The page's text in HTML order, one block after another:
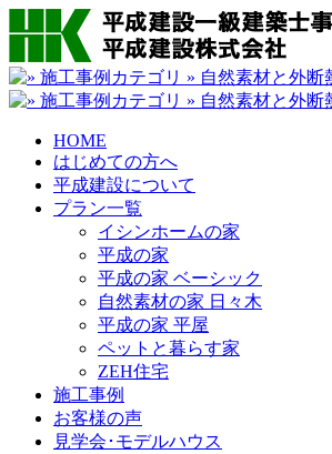
HOME
はじめての方へ
平成建設について
プラン一覧
イシンホームの家
平成の家
平成の家 ベーシック
自然素材の家 日々木
平成の家 平屋
ペットと暮らす家
ZEH住宅
施工事例
お客様の声
見学会･モデルハウス